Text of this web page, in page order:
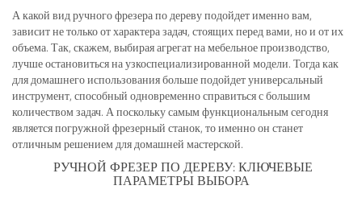
А какой вид ручного фрезера по дереву подойдет именно вам,
зависит не только от характера задач, стоящих перед вами, но и от их
объема. Так, скажем, выбирая агрегат на мебельное производство,
лучше остановиться на узкоспециализированной модели. Тогда как
для домашнего использования больше подойдет универсальный
инструмент, способный одновременно справиться с большим
количеством задач. А поскольку самым функциональным сегодня
является погружной фрезерный станок, то именно он станет
отличным решением для домашней мастерской.
РУЧНОЙ ФРЕЗЕР ПО ДЕРЕВУ: КЛЮЧЕВЫЕ
ПАРАМЕТРЫ ВЫБОРА